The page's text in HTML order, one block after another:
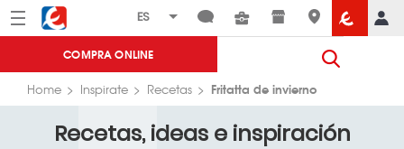
Menú Eroski
COMPRA ONLINE
Home Inspirate Recetas Fritatta de invierno
Recetas, ideas e inspiración